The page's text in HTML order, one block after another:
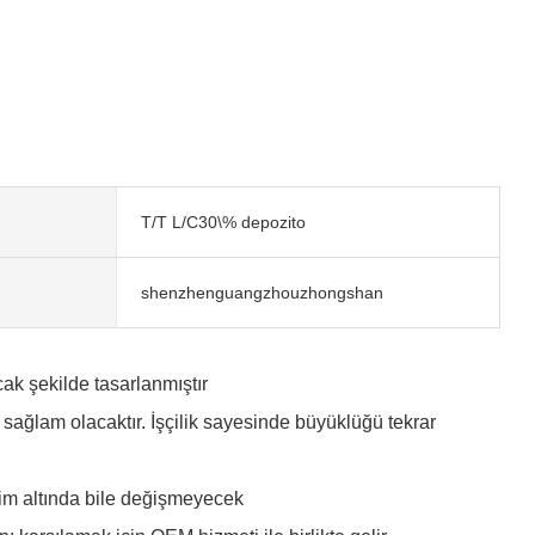
T/T L/C30\% depozito
shenzhenguangzhouzhongshan
şekilde tasarlanmıştır
olacaktır. İşçilik sayesinde büyüklüğü tekrar
altında bile değişmeyecek